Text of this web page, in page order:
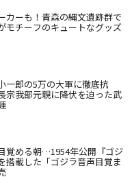
カーも！青森の縄文遺跡群で
モチーフのキュートなグッズ
一郎の5万の大軍に徹底抗
宗我部元親に降伏を迫った武
覚める朝…1954年公開『ゴジ
搭載した「ゴジラ音声目覚ま